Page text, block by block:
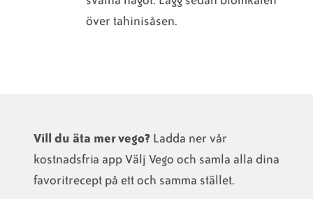
över tahinisåsen.
Vill du äta mer vego? Ladda ner vår
kostnadsfria app Välj Vego och samla alla dina
favoritrecept på ett och samma stället.